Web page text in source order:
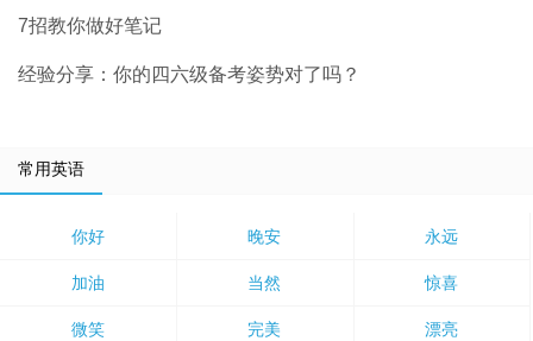
7招教你做好笔记
经验分享：你的四六级备考姿势对了吗？
常用英语
你好 晚安 永远
加油 当然 惊喜
微笑 完美 漂亮